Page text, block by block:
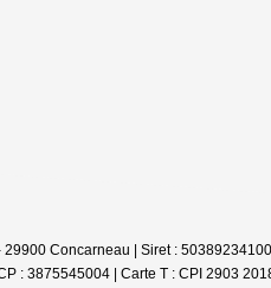
Concarneau | Siret :
: 3875545004 | Carte T : CPI 2903